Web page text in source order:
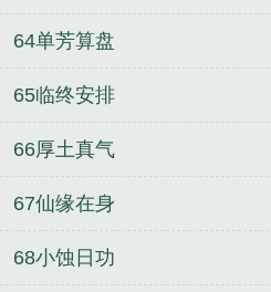
64单芳算盘
65临终安排
66厚土真气
67仙缘在身
68小蚀日功